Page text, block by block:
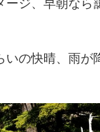
ージ、早朝なら
いの快晴、雨が